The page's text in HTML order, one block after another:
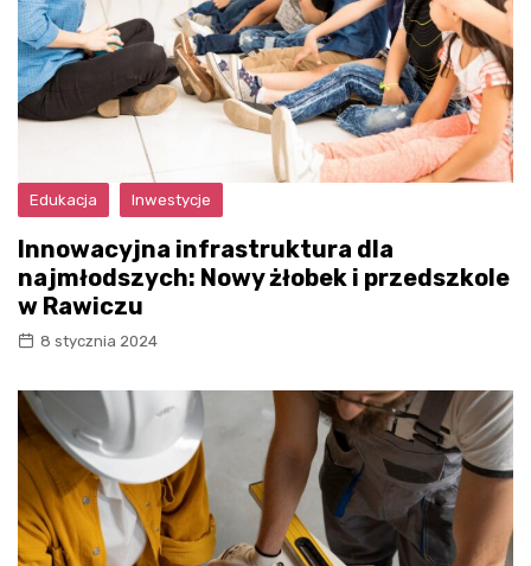
Edukacja Inwestycje
Innowacyjna infrastruktura dla
najmłodszych: Nowy żłobek i przedszkole
w Rawiczu
8 stycznia 2024